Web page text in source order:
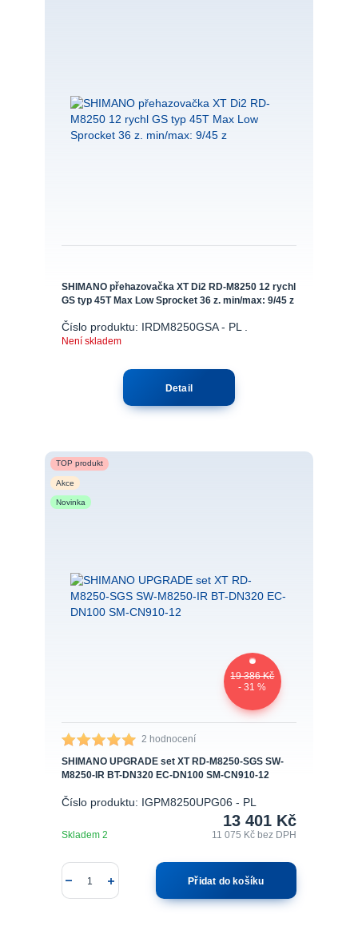
SHIMANO přehazovačka XT Di2 RD-M8250 12 rychl
GS typ 45T Max Low Sprocket 36 z. min/max: 9/45 z
Číslo produktu: IRDM8250GSA - PL .
Není skladem
Detail
TOP produkt
Akce
Novinka
19 386 Kč
- 31 %
2 hodnocení
SHIMANO UPGRADE set XT RD-M8250-SGS SW-
M8250-IR BT-DN320 EC-DN100 SM-CN910-12
Číslo produktu: IGPM8250UPG06 - PL
13 401 Kč
11 075 Kčbez DPH
Skladem 2
Přidat do košíku